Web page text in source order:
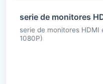
serie de monitores
serie de monitores
1080P)